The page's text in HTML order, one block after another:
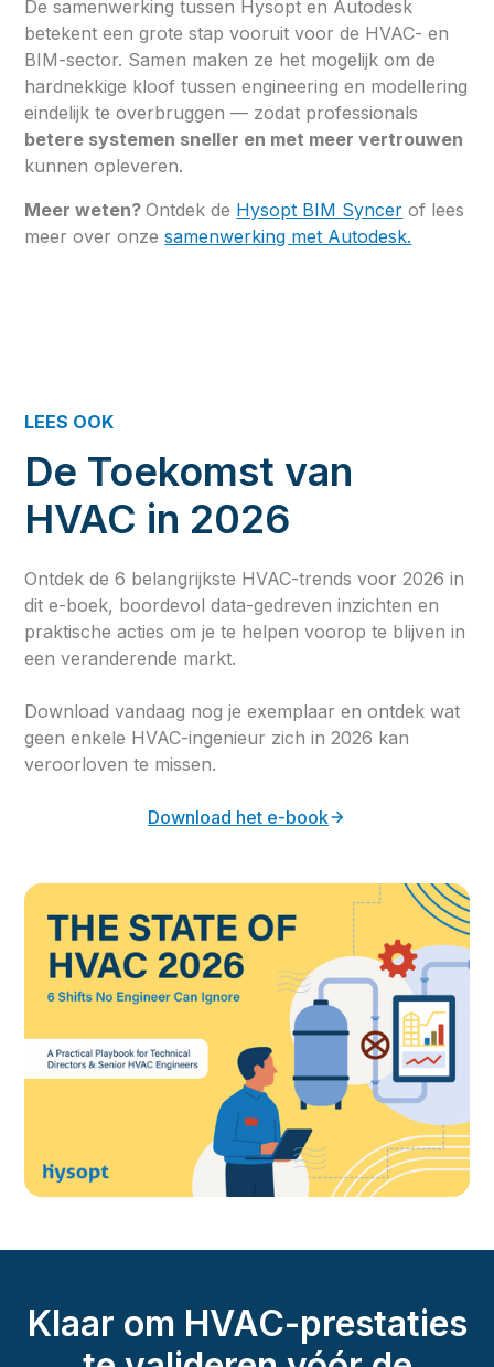
De samenwerking tussen Hysopt en Autodesk
betekent een grote stap vooruit voor de HVAC- en
BIM-sector. Samen maken ze het mogelijk om de
hardnekkige kloof tussen engineering en modellering
eindelijk te overbruggen — zodat professionals
betere systemen sneller en met meer vertrouwen
kunnen opleveren.
Meer weten?Ontdek de Hysopt BIM Syncer of lees
meer over onzesamenwerking met Autodesk.
LEES OOK
De Toekomst van
HVAC in 2026
Ontdek de 6 belangrijkste HVAC-trends voor 2026 in
dit e-boek, boordevol data-gedreven inzichten en
praktische acties om je te helpen voorop te blijven in
een veranderende markt.
Download vandaag nog je exemplaar en ontdek wat
geen enkele HVAC-ingenieur zich in 2026 kan
veroorloven te missen.
Download het e-book
Klaar om HVAC-prestaties